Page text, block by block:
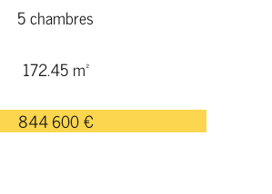
5 chambres
172.45 m²
844 600 €